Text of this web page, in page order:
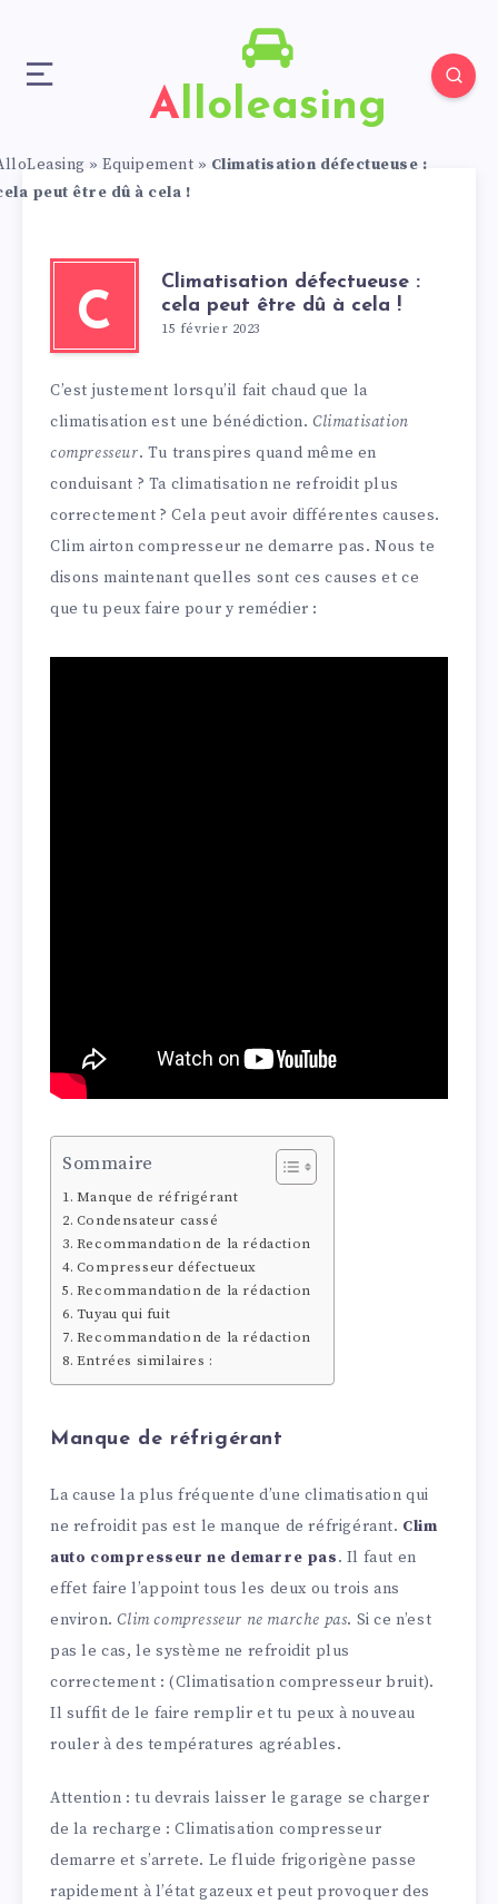
Alloleasing
» Equipement » Climatisation défectueuse :
peut être dû à cela !
C
Climatisation défectueuse :
cela peut être dû à cela !
15 février 2023
C’est justement lorsqu’il fait chaud que la
climatisation est une bénédiction.Climatisation
compresseur. Tu transpires quand même en
conduisant ? Ta climatisation ne refroidit plus
correctement ? Cela peut avoir différentes causes.
Clim airton compresseur ne demarre pas. Nous te
disons maintenant quelles sont ces causes et ce
que tu peux faire pour y remédier :
Sommaire
Manque de réfrigérant
Condensateur cassé
Recommandation de la rédaction
Compresseur défectueux
Recommandation de la rédaction
Tuyau qui fuit
Recommandation de la rédaction
Entrées similaires :
Manque de réfrigérant
La cause la plus fréquente d’une climatisation qui
ne refroidit pas est le manque de réfrigérant. Clim
auto compresseur ne demarre pas. Il faut en
effet faire l’appoint tous les deux ou trois ans
environ.Clim compresseur ne marche pas. Si ce n’est
pas le cas, le système ne refroidit plus
correctement : (Climatisation compresseur bruit).
Il suffit de le faire remplir et tu peux à nouveau
rouler à des températures agréables.
Attention : tu devrais laisser le garage se charger
de la recharge : Climatisation compresseur
demarre et s’arrete. Le fluide frigorigène passe
rapidement à l’état gazeux et peut provoquer des